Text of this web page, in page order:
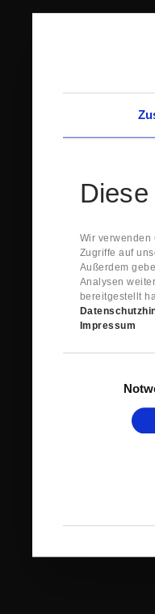
Wir
Zugriffe auf
Außerdem
Analysen
bereitgestellt
Impressum